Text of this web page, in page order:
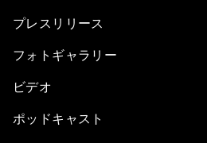
プレスリリース
フォトギャラリー
ビデオ
ポッドキャスト